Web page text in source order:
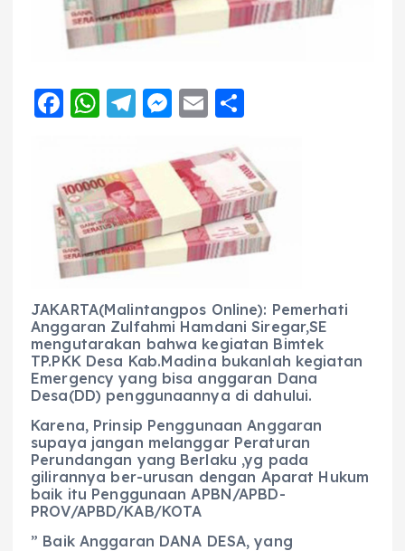
F
e
b
o
o
k
W
a
ts
A
p
p
T
e
g
r
a
m
M
ss
e
n
g
er
E
ai
l
a
re
JAKARTA(Malintangpos Online): Pemerhati
Anggaran Zulfahmi Hamdani Siregar,SE
mengutarakan bahwa kegiatan Bimtek
TP.PKK Desa Kab.Madina bukanlah kegiatan
Emergency yang bisa anggaran Dana
Desa(DD) penggunaannya di dahului.
Karena, Prinsip Penggunaan Anggaran
supaya jangan melanggar Peraturan
Perundangan yang Berlaku ,yg pada
gilirannya ber-urusan dengan Aparat Hukum
baik itu Penggunaan APBN/APBD-
PROV/APBD/KAB/KOTA
” Baik Anggaran DANA DESA, yang